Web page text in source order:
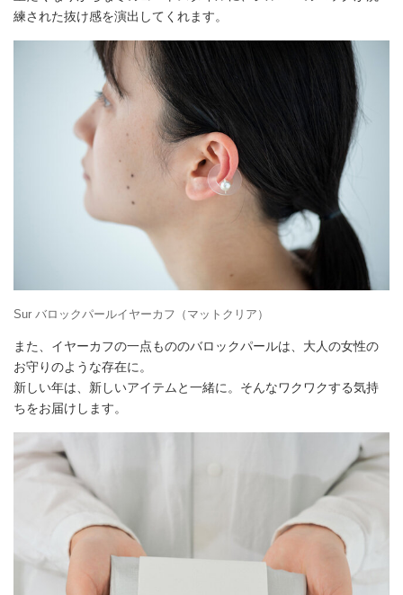
練された抜け感を演出してくれます。
Sur バロックパールイヤーカフ（マットクリア）
また、イヤーカフの一点もののバロックパールは、大人の女性の
お守りのような存在に。
新しい年は、新しいアイテムと一緒に。そんなワクワクする気持
ちをお届けします。